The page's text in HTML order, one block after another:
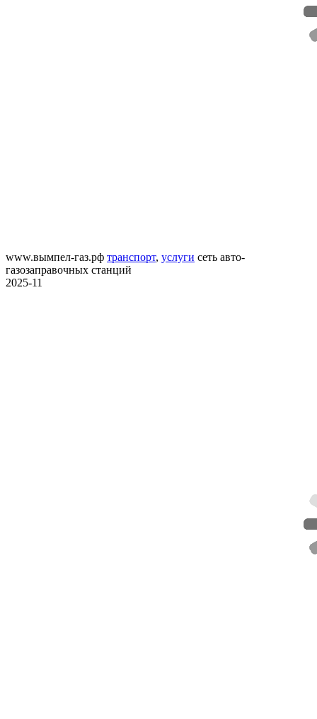
www.вымпел-газ.рф транспорт, услуги сеть авто-
газозаправочных станций
2025-11